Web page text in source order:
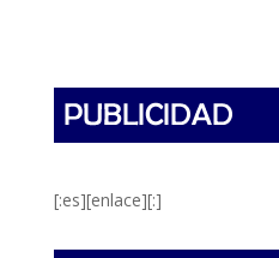
[:es][enlace][:]